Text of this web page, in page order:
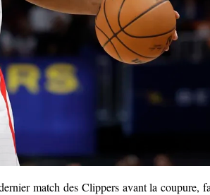
match des Clippers avant la coupure,